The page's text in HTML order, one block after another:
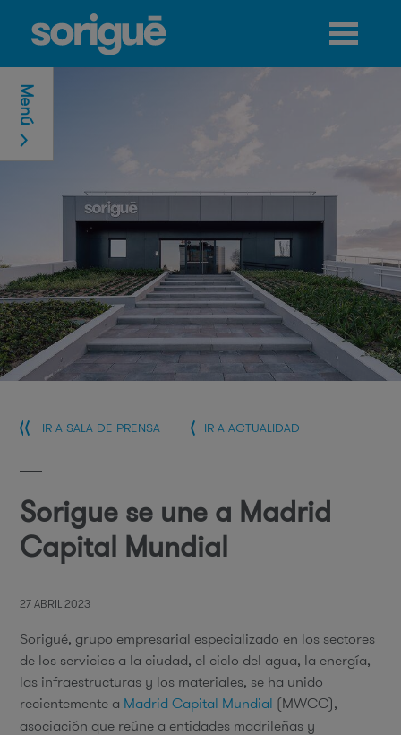
Jump to navigation
IR A SALA DE PRENSA IR A ACTUALIDAD
Sorigue se une a Madrid
Capital Mundial
27 ABRIL 2023
Sorigué, grupo empresarial especializado en los sectores
de los servicios a la ciudad, el ciclo del agua, la energía,
las infraestructuras y los materiales, se ha unido
recientemente a Madrid Capital Mundial (MWCC),
asociación que reúne a entidades madrileñas y
Menú